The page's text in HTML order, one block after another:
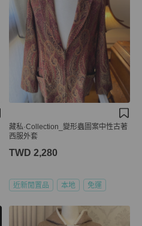
藏私·Collection_變形蟲圖案中性古著
西服外套
TWD 2,280
近新閒置品 本地 免運